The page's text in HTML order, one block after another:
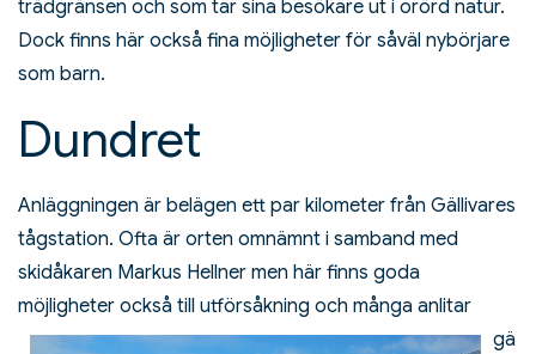
trädgränsen och som tar sina besökare ut i orörd natur.
Dock finns här också fina möjligheter för såväl nybörjare
som barn.
Dundret
Anläggningen är belägen ett par kilometer från Gällivares
tågstation. Ofta är orten omnämnt i samband med
skidåkaren Markus Hellner men här finns goda
möjligheter också till utförsåkning och många anlitar
gä